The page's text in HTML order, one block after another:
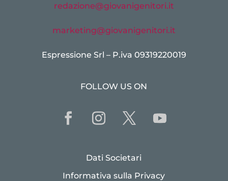
redazione@giovanigenitori.it
marketing@giovanigenitori.it
Espressione Srl – P.iva 09319220019
FOLLOW US ON
Dati Societari
Informativa sulla Privacy